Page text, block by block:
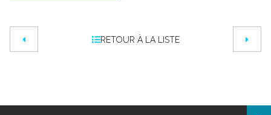
RETOUR À LA LISTE